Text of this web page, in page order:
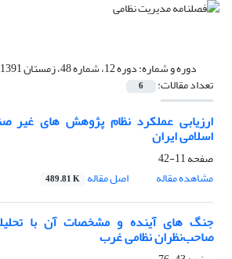
دوره و شماره:دوره 12، شماره 48، زمستان 1391، صفحه 1-226
تعداد مقالات: 6
ارزیابی عملکرد نظام پژوهش های غیر
اسلامی ایران
صفحه11-42
مشاهده مقاله
اصل مقاله 489.81 K
جنگ های آینده و مشخصات آن با
صاحب‌نظران نظامی غرب